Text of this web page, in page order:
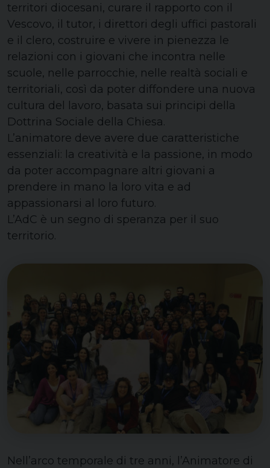
territori diocesani, curare il rapporto con il
Vescovo, il tutor, i direttori degli uffici pastorali
e il clero, costruire e vivere in pienezza le
relazioni con i giovani che incontra nelle
scuole, nelle parrocchie, nelle realtà sociali e
territoriali, così da poter diffondere una nuova
cultura del lavoro, basata sui principi della
Dottrina Sociale della Chiesa.
L’animatore deve avere due caratteristiche
essenziali: la creatività e la passione, in modo
da poter accompagnare altri giovani a
prendere in mano la loro vita e ad
appassionarsi al loro futuro.
L’AdC è un segno di speranza per il suo
territorio.
Nell’arco temporale di tre anni, l’Animatore di